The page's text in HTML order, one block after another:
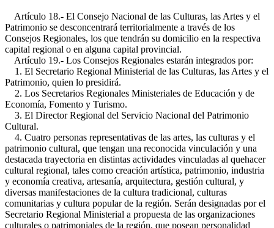
Artículo 18.- El Consejo Nacional de las Culturas, las Artes y el
Patrimonio se desconcentrará territorialmente a través de los
Consejos Regionales, los que tendrán su domicilio en la respectiva
capital regional o en alguna capital provincial.
Artículo 19.- Los Consejos Regionales estarán integrados por:
1. El Secretario Regional Ministerial de las Culturas, las Artes y el
Patrimonio, quien lo presidirá.
2. Los Secretarios Regionales Ministeriales de Educación y de
Economía, Fomento y Turismo.
3. El Director Regional del Servicio Nacional del Patrimonio
Cultural.
4. Cuatro personas representativas de las artes, las culturas y el
patrimonio cultural, que tengan una reconocida vinculación y una
destacada trayectoria en distintas actividades vinculadas al quehacer
cultural regional, tales como creación artística, patrimonio, industria
y economía creativa, artesanía, arquitectura, gestión cultural, y
diversas manifestaciones de la cultura tradicional, culturas
comunitarias y cultura popular de la región. Serán designadas por el
Secretario Regional Ministerial a propuesta de las organizaciones
culturales o patrimoniales de la región, que posean personalidad